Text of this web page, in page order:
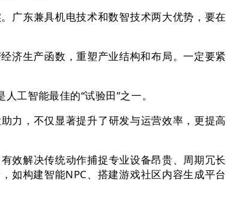
东兼具机电技术和数智技术两大优势，要在
生产函数，重塑产业结构和布局。一定要紧
工智能最佳的“试验田”之一。
，不仅显著提升了研发与运营效率，更提高
解决传统动作捕捉专业设备昂贵、周期冗长
如构建智能NPC、搭建游戏社区内容生成平台